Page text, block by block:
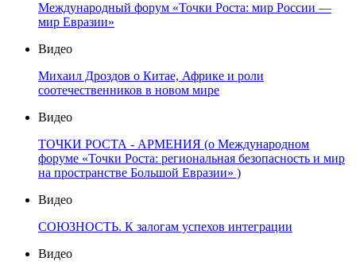
Международный форум «Точки Роста: мир России —
мир Евразии»
Видео
Михаил Дроздов о Китае, Африке и роли
соотечественников в новом мире
Видео
ТОЧКИ РОСТА - АРМЕНИЯ (о Международном
форуме «Точки Роста: региональная безопасность и мир
на пространстве Большой Евразии» )
Видео
СОЮЗНОСТЬ. К залогам успехов интеграции
Видео